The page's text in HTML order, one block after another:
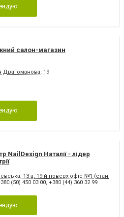
салон-магазин
Драгоманова, 19
NailDesign Наталії - лідер
13-а, 19-й поверх офіс №1 (станція
(50) 450 03 00, +380 (44) 360 32 99